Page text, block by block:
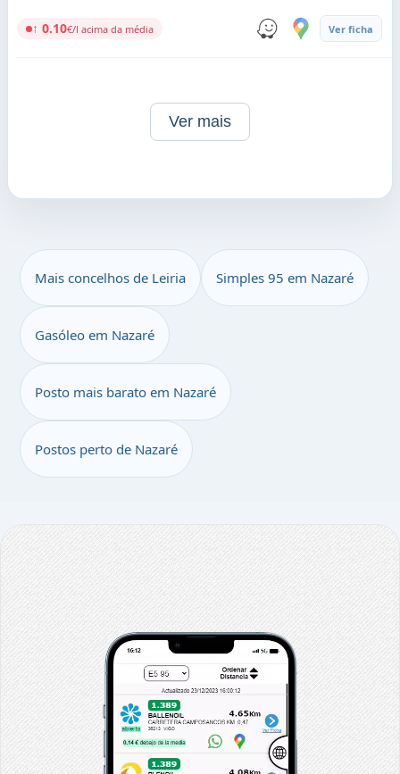
↑ 0.10€/l acima da média Ver ficha
Ver mais
Mais concelhos de Leiria Simples 95 em Nazaré
Gasóleo em Nazaré
Posto mais barato em Nazaré
Postos perto de Nazaré